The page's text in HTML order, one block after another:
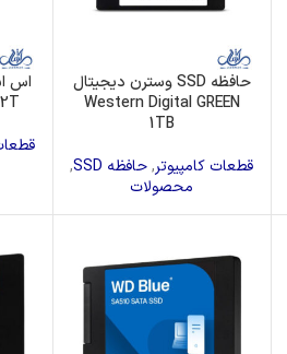
حافظه SSD وسترن دیجیتال
Western Digital GREEN
1TB
قطعات کامپیوتر,حافظه SSD
,
محصولات
اس